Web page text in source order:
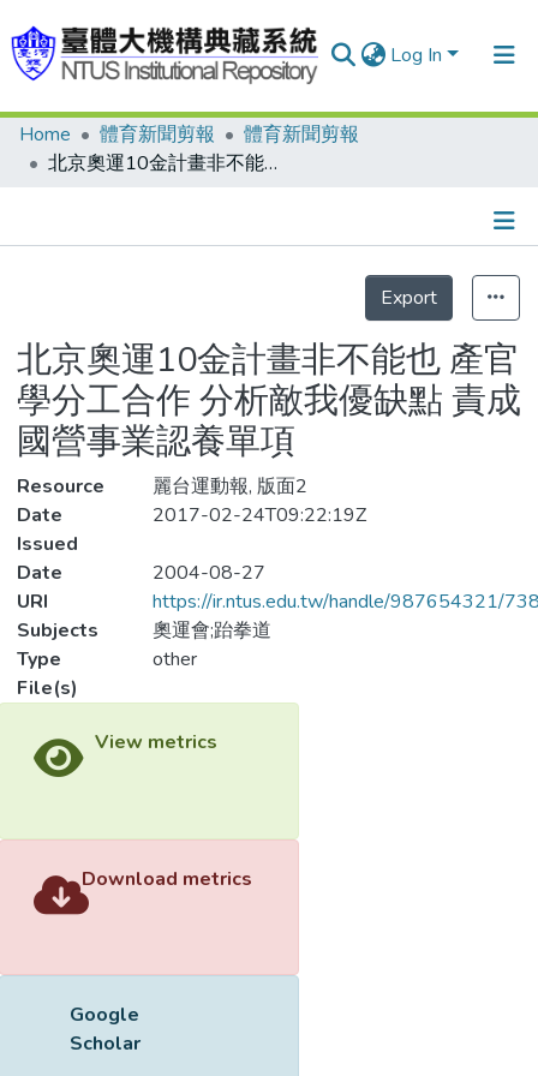
Log In
Communities & Collections
Statistics
Home 體育新聞剪報
體育新聞剪報
北京奧運10金計畫非不能也 產官學分工合作 分析敵我優缺點 責成國營事業認養單項
Export
北京奧運10金計畫非不能也 產官
學分工合作 分析敵我優缺點 責成
國營事業認養單項
Resource
麗台運動報, 版面2
Date
Issued
2017-02-24T09:22:19Z
Date
2004-08-27
URI
https://ir.ntus.edu.tw/handle/987654321/
Subjects
奧運會;跆拳道
Type
other
File(s)
View metrics
Download metrics
Google
Scholar